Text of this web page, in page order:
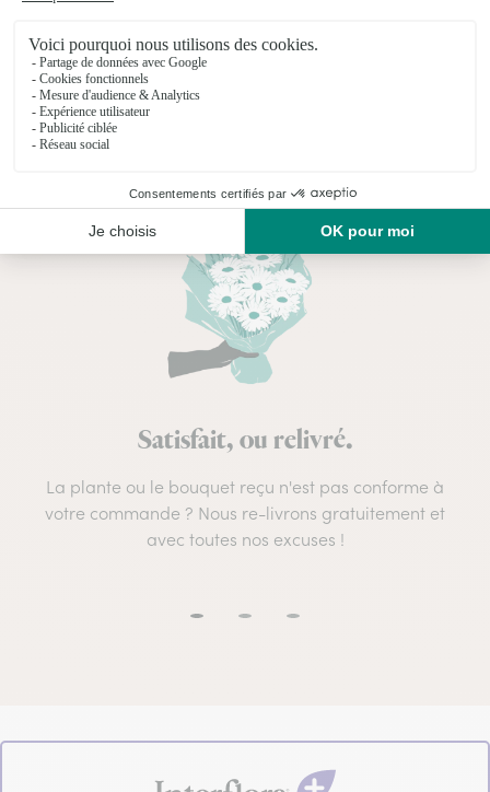
Voir plus de produits
Satisfait, ou relivré.
La plante ou le bouquet reçu n'est pas conforme à
votre commande ? Nous re-livrons gratuitement et
avec toutes nos excuses !